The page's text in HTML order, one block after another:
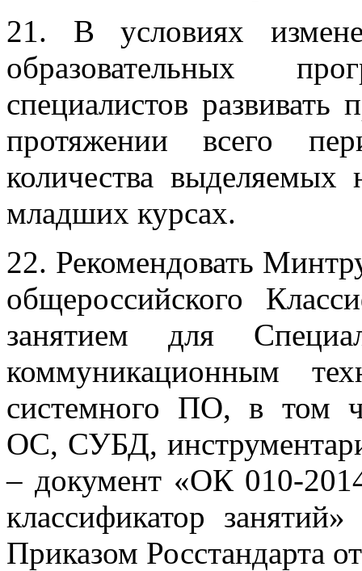
21. В условиях
образовательных
специалистов
протяжении всего
количества
младших курсах.
22. Рекомендовать
общероссийского
занятием для
коммуникационным
системного ПО, в том
ОС, СУБД,
– документ «ОК 010-
классификатор
Приказом Росстандарта